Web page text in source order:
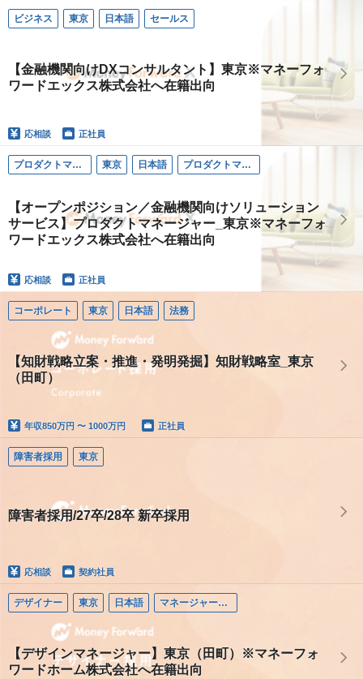
ビジネス 東京 日本語 セールス
【金融機関向けDXコンサルタント】東京※マネーフォ
ワードエックス株式会社へ在籍出向
応相談 正社員
プロダクトマネージャー 東京 日本語 プロダクトマネージャー
【オープンポジション／金融機関向けソリューション
サービス】プロダクトマネージャー_東京※マネーフォ
ワードエックス株式会社へ在籍出向
応相談 正社員
コーポレート 東京 日本語 法務
【知財戦略立案・推進・発明発掘】知財戦略室_東京
（田町）
年収850万円 〜 1000万円 正社員
障害者採用 東京
障害者採用/27卒/28卒 新卒採用
応相談 契約社員
デザイナー 東京 日本語 マネージャー（デザイナー）
【デザインマネージャー】東京（田町）※マネーフォ
ワードホーム株式会社へ在籍出向